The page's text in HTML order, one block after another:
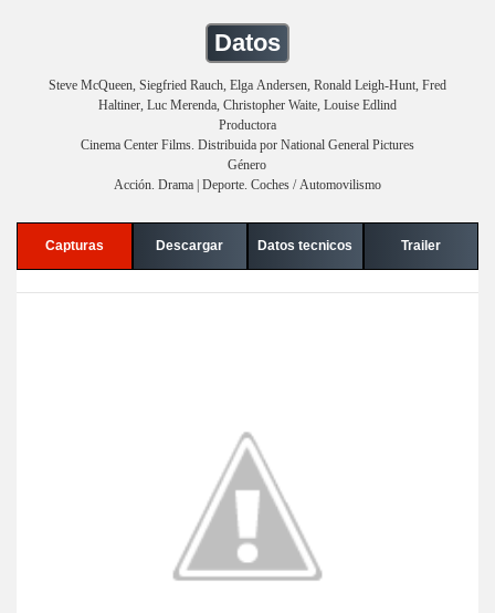
Datos
Steve McQueen, Siegfried Rauch, Elga Andersen, Ronald Leigh-Hunt, Fred
Haltiner, Luc Merenda, Christopher Waite, Louise Edlind
Productora
Cinema Center Films. Distribuida por National General Pictures
Género
Acción. Drama | Deporte. Coches / Automovilismo
Capturas Descargar Datos tecnicos Trailer